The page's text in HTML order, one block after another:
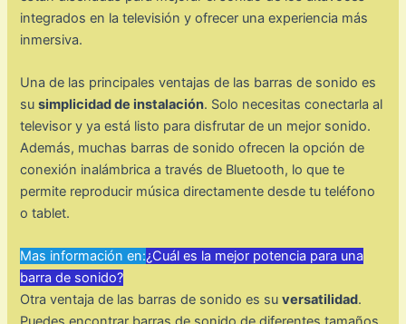
integrados en la televisión y ofrecer una experiencia más
inmersiva.
Una de las principales ventajas de las barras de sonido es
susimplicidad de instalación. Solo necesitas conectarla al
televisor y ya está listo para disfrutar de un mejor sonido.
Además, muchas barras de sonido ofrecen la opción de
conexión inalámbrica a través de Bluetooth, lo que te
permite reproducir música directamente desde tu teléfono
o tablet.
Mas información en:¿Cuál es la mejor potencia para una
barra de sonido?
Otra ventaja de las barras de sonido es suversatilidad.